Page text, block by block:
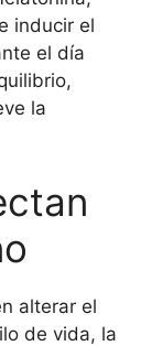
inducir el
el día
la
alterar el
de vida, la